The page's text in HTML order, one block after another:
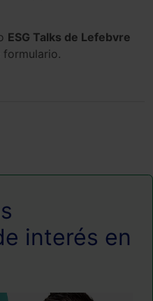
ESG Talks de Lefebvre
formulario.
interés en